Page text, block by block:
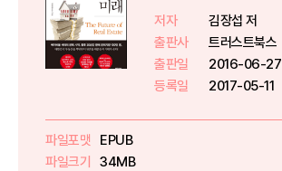
저자
김장섭 저
출판사
트러스트북스
출판일
2016-06-27
등록일
2017-05-11
파일포맷
EPUB
파일크기
34MB